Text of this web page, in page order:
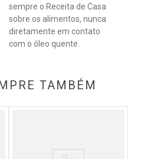
sempre o Receita de Casa
sobre os alimentos, nunca
diretamente em contato
com o óleo quente.
TAMBÉM